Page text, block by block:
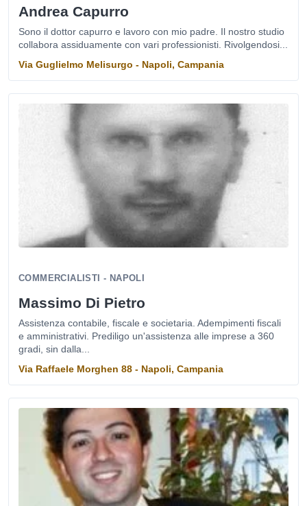
Andrea Capurro
Sono il dottor capurro e lavoro con mio padre. Il nostro studio
collabora assiduamente con vari professionisti. Rivolgendosi...
Via Guglielmo Melisurgo - Napoli, Campania
COMMERCIALISTI - NAPOLI
Massimo Di Pietro
Assistenza contabile, fiscale e societaria. Adempimenti fiscali
e amministrativi. Prediligo un'assistenza alle imprese a 360
gradi, sin dalla...
Via Raffaele Morghen 88 - Napoli, Campania